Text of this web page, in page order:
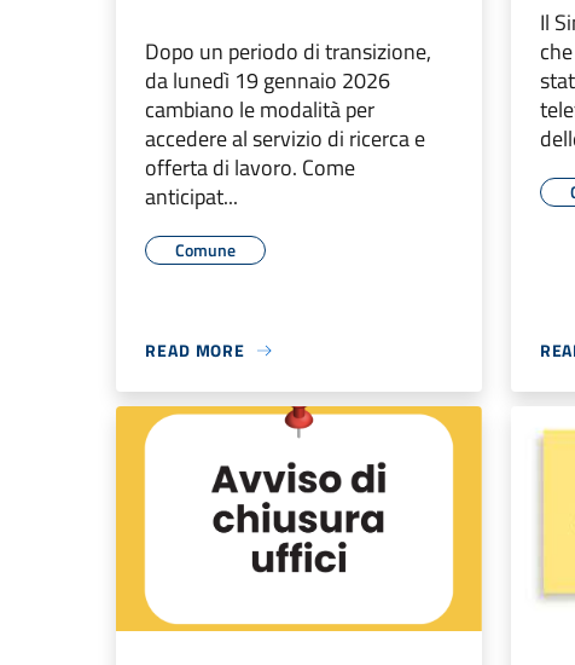
Dopo un periodo di transizione,
da lunedì 19 gennaio 2026
cambiano le modalità per
accedere al servizio di ricerca e
offerta di lavoro. Come
anticipat...
Comune
READ MORE
Il